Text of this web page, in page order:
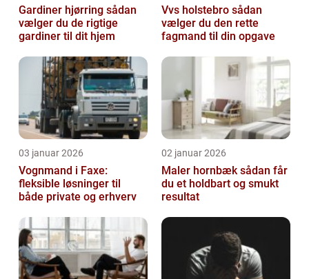
Gardiner hjørring sådan
vælger du de rigtige
gardiner til dit hjem
Vvs holstebro sådan
vælger du den rette
fagmand til din opgave
03 januar 2026
Vognmand i Faxe:
fleksible løsninger til
både private og erhverv
02 januar 2026
Maler hornbæk sådan får
du et holdbart og smukt
resultat